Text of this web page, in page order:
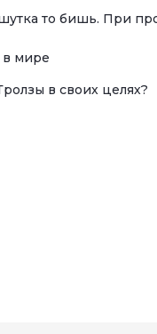
то бишь. При
в мире
в своих целях?